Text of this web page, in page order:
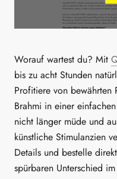
Worauf wartest du? Mit
bis zu acht Stunden
Profitiere von bewährten
Brahmi in einer
nicht länger müde und
künstliche Stimulanzien
Details und bestelle
spürbaren Unterschied